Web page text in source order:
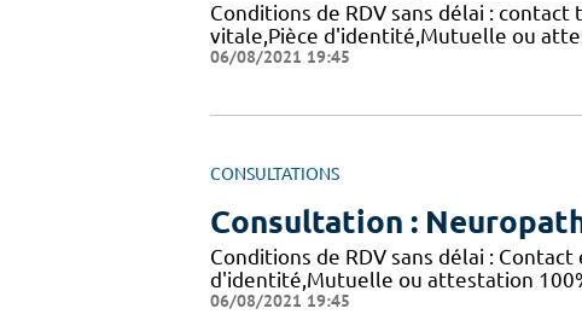
Conditions de RDV sans délai :
vitale,Pièce d'identité,Mutuelle ou
06/08/2021 19:45
CONSULTATIONS
Consultation :
Conditions de RDV sans délai :
d'identité,Mutuelle ou attestation
06/08/2021 19:45